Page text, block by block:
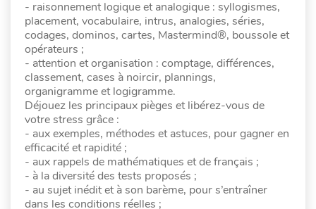
- raisonnement logique et analogique : syllogismes,
placement, vocabulaire, intrus, analogies, séries,
codages, dominos, cartes, Mastermind®, boussole et
opérateurs ;
- attention et organisation : comptage, différences,
classement, cases à noircir, plannings,
organigramme et logigramme.
Déjouez les principaux pièges et libérez-vous de
votre stress grâce :
- aux exemples, méthodes et astuces, pour gagner en
efficacité et rapidité ;
- aux rappels de mathématiques et de français ;
- à la diversité des tests proposés ;
- au sujet inédit et à son barème, pour s’entraîner
dans les conditions réelles ;